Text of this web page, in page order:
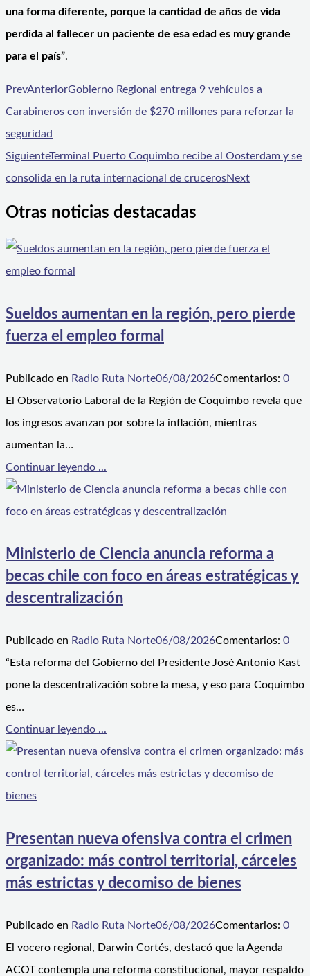
una forma diferente, porque la cantidad de años de vida
perdida al fallecer un paciente de esa edad es muy grande
para el país”.
PrevAnteriorGobierno Regional entrega 9 vehículos a
Carabineros con inversión de $270 millones para reforzar la
seguridad
SiguienteTerminal Puerto Coquimbo recibe al Oosterdam y se
consolida en la ruta internacional de crucerosNext
Otras noticias destacadas
Sueldos aumentan en la región, pero pierde
fuerza el empleo formal
Publicado en Radio Ruta Norte06/08/2026Comentarios: 0
El Observatorio Laboral de la Región de Coquimbo revela que
los ingresos avanzan por sobre la inflación, mientras
aumentan la…
Continuar leyendo ...
Ministerio de Ciencia anuncia reforma a
becas chile con foco en áreas estratégicas y
descentralización
Publicado en Radio Ruta Norte06/08/2026Comentarios: 0
“Esta reforma del Gobierno del Presidente José Antonio Kast
pone la descentralización sobre la mesa, y eso para Coquimbo
es…
Continuar leyendo ...
Presentan nueva ofensiva contra el crimen
organizado: más control territorial, cárceles
más estrictas y decomiso de bienes
Publicado en Radio Ruta Norte06/08/2026Comentarios: 0
El vocero regional, Darwin Cortés, destacó que la Agenda
ACOT contempla una reforma constitucional, mayor respaldo